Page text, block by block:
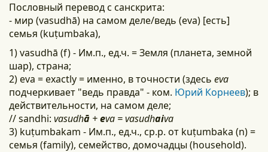
Пословный перевод с санскрита:
- мир (vasudhā) на самом деле/ведь (eva) [есть]
семья (kuṭumbaka),
1) vasudhā (f) - Им.п., ед.ч. = Земля (планета, земной
шар), страна;
2) eva = exactly = именно, в точности (здесь eva
подчеркивает "ведь правда" - ком. Юрий Корнеев); в
действительности, на самом деле;
// sandhi: vasudhā +eva = vasudhaiva
3) kuṭumbakam - Им.п., ед.ч., ср.р. от kuṭumbaka (n) =
семья (family), семейство, домочадцы (household).